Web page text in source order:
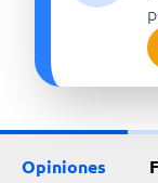
Opiniones